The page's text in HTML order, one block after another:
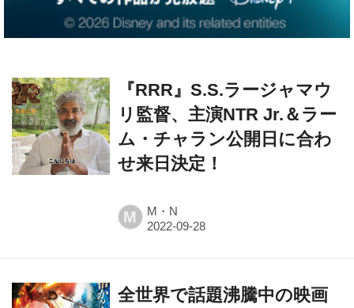
『RRR』S.S.ラージャマウ
リ監督、主演NTR Jr.＆ラー
ム・チャラン公開日に合わ
せ来日決定！
M M・N
全世界で話題沸騰中の映画